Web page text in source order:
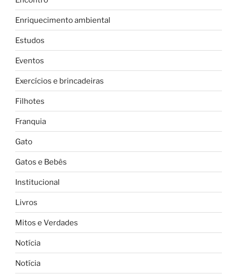
Enriquecimento ambiental
Estudos
Eventos
Exercícios e brincadeiras
Filhotes
Franquia
Gato
Gatos e Bebês
Institucional
Livros
Mitos e Verdades
Notícia
Notícia